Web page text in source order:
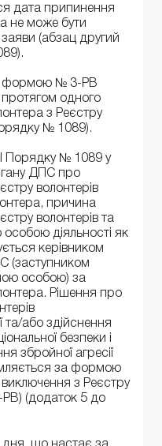
дата припинення
не може бути
(абзац другий
формою № 3-РВ
одного
з Реєстру
№ 1089).
Порядку № 1089 у
ДПС про
волонтерів
причина
волонтерів та
діяльності як
керівником
(заступником
особою) за
Рішення про
та/або здійснення
безпеки і
збройної агресії
за формою
з Реєстру
(додаток 5 до